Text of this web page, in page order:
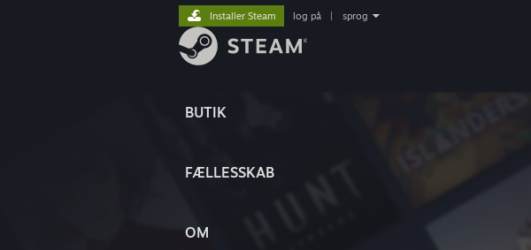
BUTIK
FÆLLESSKAB
OM
Installer Steam log på sprog